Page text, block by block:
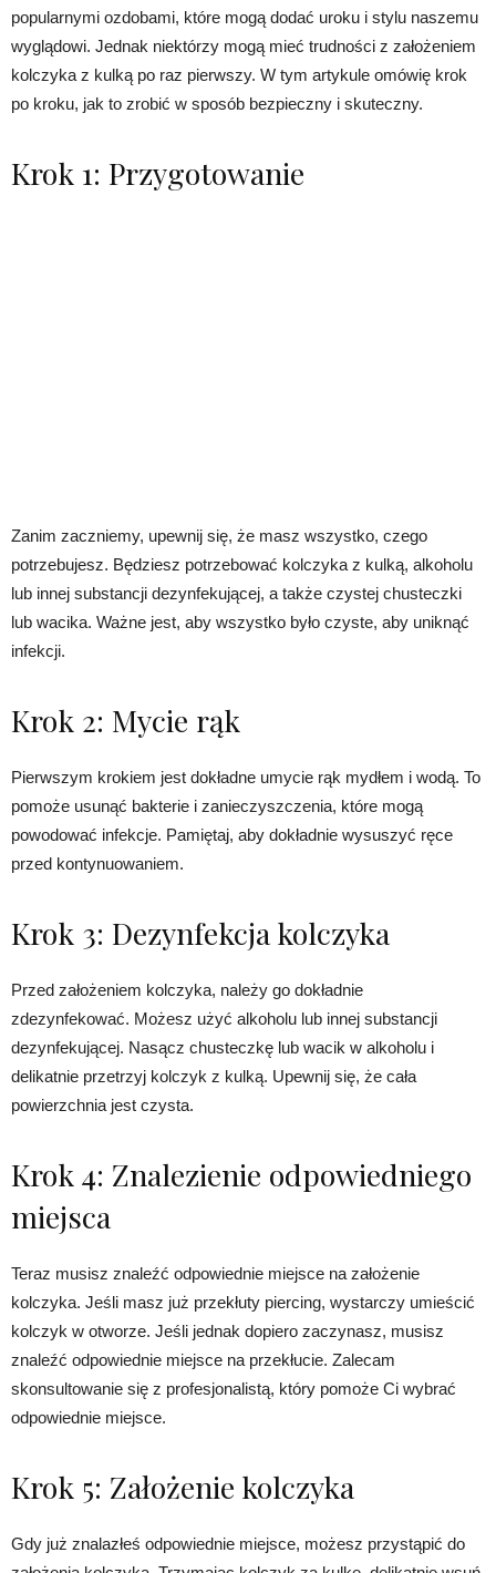
popularnymi ozdobami, które mogą dodać uroku i stylu naszemu
wyglądowi. Jednak niektórzy mogą mieć trudności z założeniem
kolczyka z kulką po raz pierwszy. W tym artykule omówię krok
po kroku, jak to zrobić w sposób bezpieczny i skuteczny.
Krok 1: Przygotowanie
Zanim zaczniemy, upewnij się, że masz wszystko, czego
potrzebujesz. Będziesz potrzebować kolczyka z kulką, alkoholu
lub innej substancji dezynfekującej, a także czystej chusteczki
lub wacika. Ważne jest, aby wszystko było czyste, aby uniknąć
infekcji.
Krok 2: Mycie rąk
Pierwszym krokiem jest dokładne umycie rąk mydłem i wodą. To
pomoże usunąć bakterie i zanieczyszczenia, które mogą
powodować infekcje. Pamiętaj, aby dokładnie wysuszyć ręce
przed kontynuowaniem.
Krok 3: Dezynfekcja kolczyka
Przed założeniem kolczyka, należy go dokładnie
zdezynfekować. Możesz użyć alkoholu lub innej substancji
dezynfekującej. Nasącz chusteczkę lub wacik w alkoholu i
delikatnie przetrzyj kolczyk z kulką. Upewnij się, że cała
powierzchnia jest czysta.
Krok 4: Znalezienie odpowiedniego
miejsca
Teraz musisz znaleźć odpowiednie miejsce na założenie
kolczyka. Jeśli masz już przekłuty piercing, wystarczy umieścić
kolczyk w otworze. Jeśli jednak dopiero zaczynasz, musisz
znaleźć odpowiednie miejsce na przekłucie. Zalecam
skonsultowanie się z profesjonalistą, który pomoże Ci wybrać
odpowiednie miejsce.
Krok 5: Założenie kolczyka
Gdy już znalazłeś odpowiednie miejsce, możesz przystąpić do